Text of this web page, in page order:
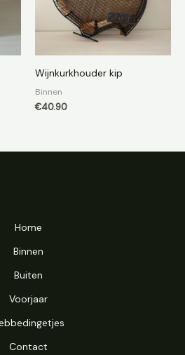
Wijnkurkhouder kip
Binnen
€40.90
Home
Binnen
Buiten
Voorjaar
Contact